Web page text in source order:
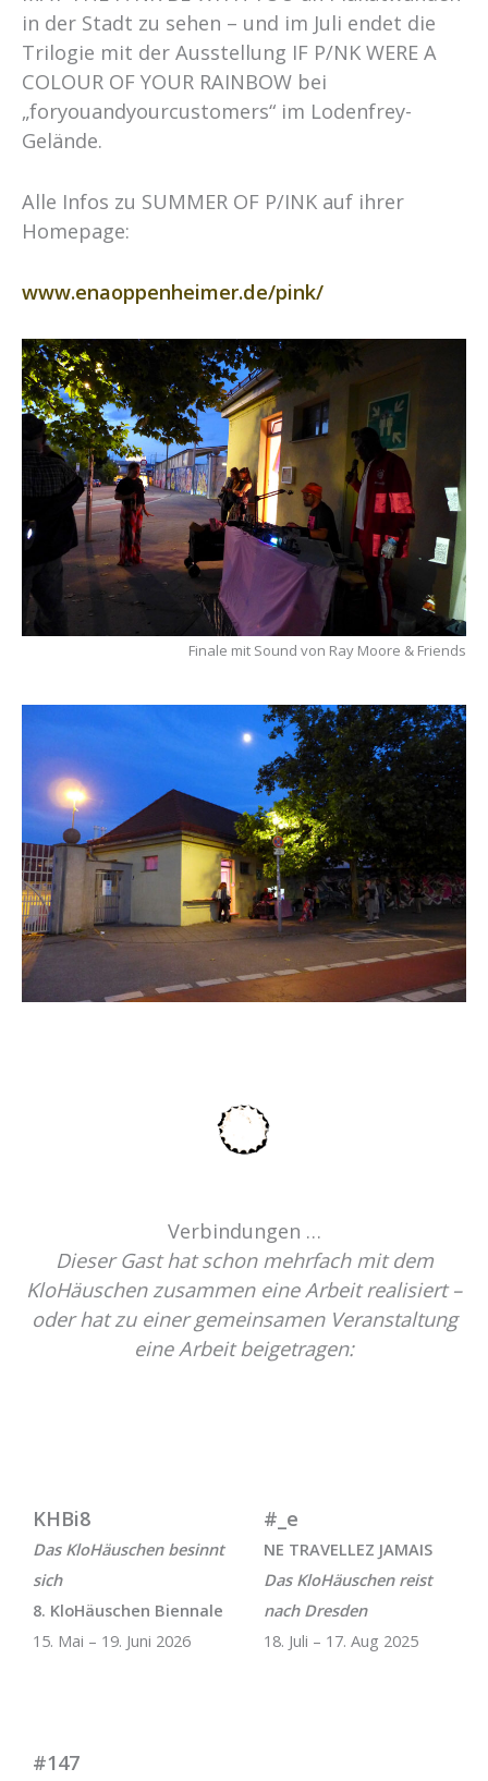
in der Stadt zu sehen – und im Juli endet die
Trilogie mit der Ausstellung IF P/NK WERE A
COLOUR OF YOUR RAINBOW bei
„foryouandyourcustomers“ im Lodenfrey-
Gelände.
Alle Infos zu SUMMER OF P/INK auf ihrer
Homepage:
www.enaoppenheimer.de/pink/
Finale mit Sound von Ray Moore & Friends
Verbindungen …
Dieser Gast hat schon mehrfach mit dem
KloHäuschen zusammen eine Arbeit realisiert –
oder hat zu einer gemeinsamen Veranstaltung
eine Arbeit beigetragen:
KHBi8
Das KloHäuschen besinnt
sich
8. KloHäuschen Biennale
15. Mai – 19. Juni 2026
#_e
NE TRAVELLEZ JAMAIS
Das KloHäuschen reist
nach Dresden
18. Juli – 17. Aug 2025
#147